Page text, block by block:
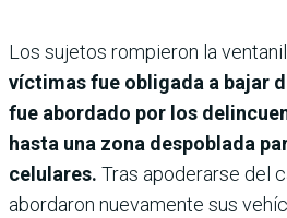
Los sujetos rompieron la
víctimas fue obligada a bajar
fue abordado por los
hasta una zona despoblada
celulares. Tras apoderarse del
abordaron nuevamente sus